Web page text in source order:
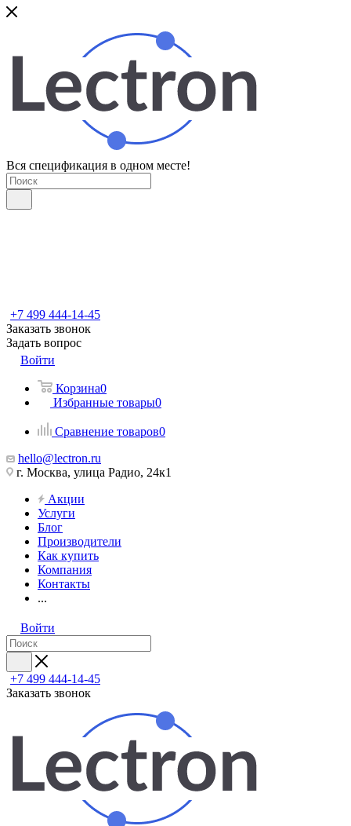
Вся спецификация в одном месте!
+7 499 444-14-45
Заказать звонок
Задать вопрос
Войти
Корзина0
Избранные товары0
Сравнение товаров0
hello@lectron.ru
г. Москва, улица Радио, 24к1
Акции
Услуги
Блог
Производители
Как купить
Компания
Контакты
...
Войти
+7 499 444-14-45
Заказать звонок